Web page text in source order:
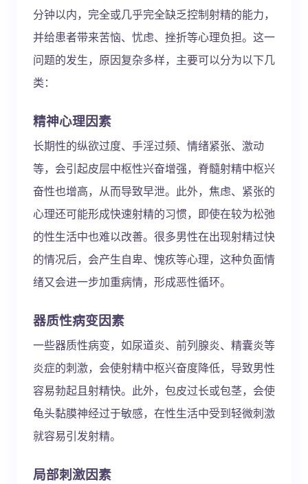
分钟以内，完全或几乎完全缺乏控制射精的能力，
并给患者带来苦恼、忧虑、挫折等心理负担。这一
问题的发生，原因复杂多样，主要可以分为以下几
类：
精神心理因素
长期性的纵欲过度、手淫过频、情绪紧张、激动
等，会引起皮层中枢性兴奋增强，脊髓射精中枢兴
奋性也增高，从而导致早泄。此外，焦虑、紧张的
心理还可能形成快速射精的习惯，即使在较为松弛
的性生活中也难以改善。很多男性在出现射精过快
的情况后，会产生自卑、愧疚等心理，这种负面情
绪又会进一步加重病情，形成恶性循环。
器质性病变因素
一些器质性病变，如尿道炎、前列腺炎、精囊炎等
炎症的刺激，会使射精中枢兴奋度降低，导致男性
容易勃起且射精快。此外，包皮过长或包茎，会使
龟头黏膜神经过于敏感，在性生活中受到轻微刺激
就容易引发射精。
局部刺激因素